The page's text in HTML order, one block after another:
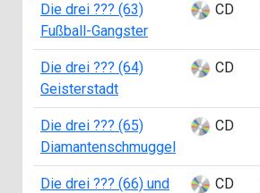
Die drei ??? (63)
Fußball-Gangster
CD
Die drei ??? (64)
Geisterstadt
CD
Die drei ??? (65)
Diamantenschmuggel
CD
Die drei ??? (66) und
CD